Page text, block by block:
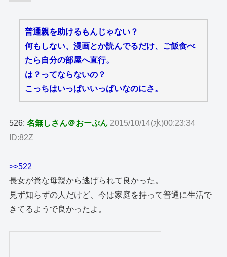
普通親を助けるもんじゃない？
何もしない、漫画とか読んでるだけ、ご飯食べ
たら自分の部屋へ直行。
は？ってならないの？
こっちはいっぱいいっぱいなのにさ。
526:名無しさん＠おーぷん 2015/10/14(水)00:23:34
ID:82Z
>>522
長女が糞な母親から逃げられて良かった。
見ず知らずの人だけど、今は家庭を持って普通に生活で
きてるようで良かったよ。